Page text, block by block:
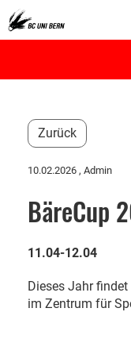
Zurück
10.02.2026 , Admin
BäreCup
11.04-12.04
Dieses Jahr
im Zentrum für